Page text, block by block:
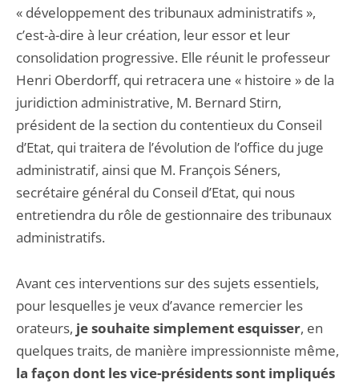
« développement des tribunaux administratifs »,
c’est-à-dire à leur création, leur essor et leur
consolidation progressive. Elle réunit le professeur
Henri Oberdorff, qui retracera une « histoire » de la
juridiction administrative, M. Bernard Stirn,
président de la section du contentieux du Conseil
d’Etat, qui traitera de l’évolution de l’office du juge
administratif, ainsi que M. François Séners,
secrétaire général du Conseil d’Etat, qui nous
entretiendra du rôle de gestionnaire des tribunaux
administratifs.
Avant ces interventions sur des sujets essentiels,
pour lesquelles je veux d’avance remercier les
orateurs, je souhaite simplement esquisser, en
quelques traits, de manière impressionniste même,
la façon dont les vice-présidents sont impliqués